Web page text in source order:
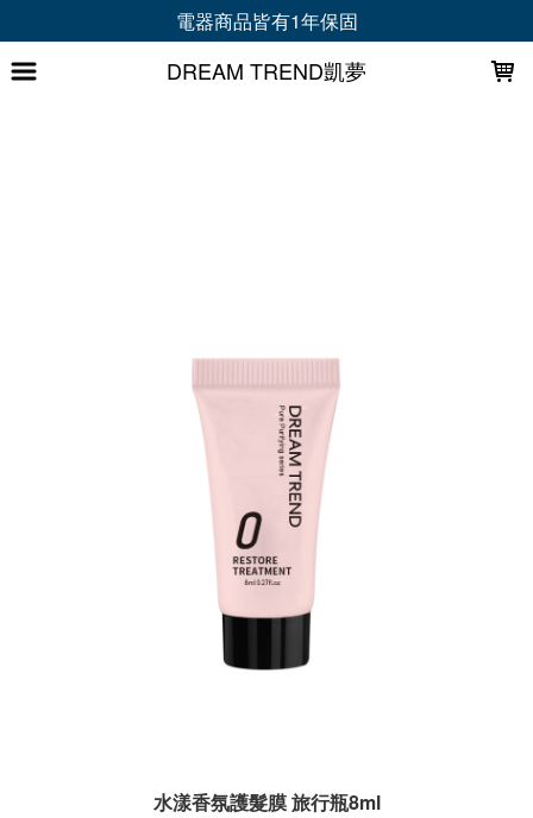
DREAM TREND凱夢
會員首購折 30 元｜加LINE再拿專屬禮+折50元
水漾香氛護髮膜 旅行瓶8ml